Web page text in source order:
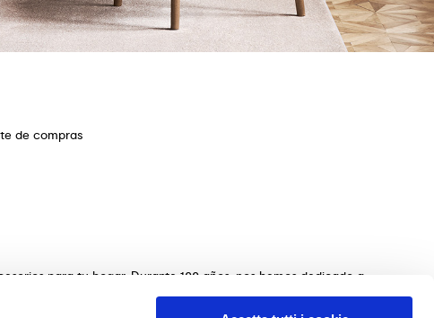
de compras
para tu hogar. Durante 100 años, nos hemos dedicado a
de mesas, sillas, camas, sofás y complementos de